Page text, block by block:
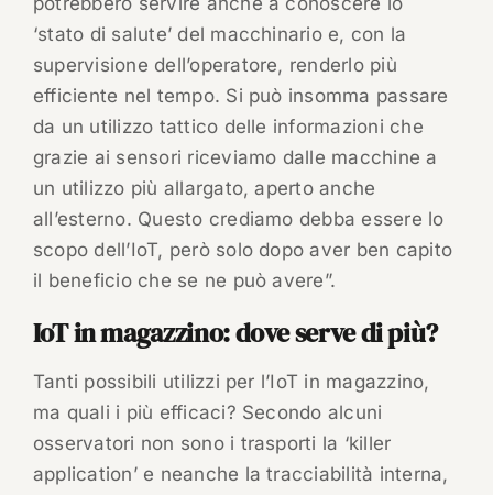
‘stato di salute’ del macchinario e, con la
supervisione dell’operatore, renderlo più
efficiente nel tempo. Si può insomma passare
da un utilizzo tattico delle informazioni che
grazie ai sensori riceviamo dalle macchine a
un utilizzo più allargato, aperto anche
all’esterno. Questo crediamo debba essere lo
scopo dell’IoT, però solo dopo aver ben capito
il beneficio che se ne può avere”.
IoT in magazzino: dove serve di più?
Tanti possibili utilizzi per l’IoT in magazzino,
ma quali i più efficaci? Secondo alcuni
osservatori non sono i trasporti la ‘killer
application’ e neanche la tracciabilità interna,